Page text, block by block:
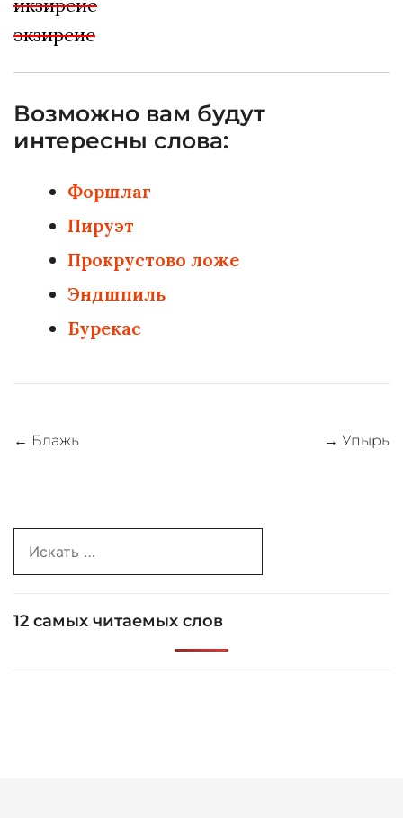
икзирсис
экзирсис
Возможно вам будут
интересны слова:
Форшлаг
Пируэт
Прокрустово ложе
Эндшпиль
Бурекас
Навигация
← Блажь → Упырь
for:
12 самых читаемых слов